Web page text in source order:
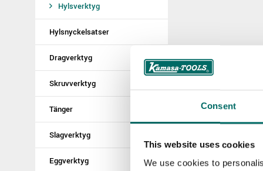
Consent
This website uses cookies
We use cookies to
Hylsverktyg
Hylsnyckelsatser
Dragverktyg
Skruvverktyg
Tänger
Slagverktyg
Eggverktyg